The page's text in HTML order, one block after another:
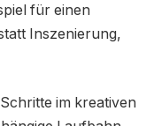
für einen
Inszenierung,
im kreativen